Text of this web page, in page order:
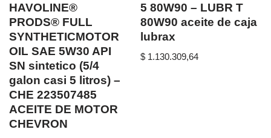
HAVOLINE®
PRODS® FULL
SYNTHETICMOTOR
OIL SAE 5W30 API
SN sintetico (5/4
galon casi 5 litros) –
CHE 223507485
ACEITE DE MOTOR
CHEVRON
5 80W90 – LUBR T
80W90 aceite de caja
lubrax
$ 1.130.309,64